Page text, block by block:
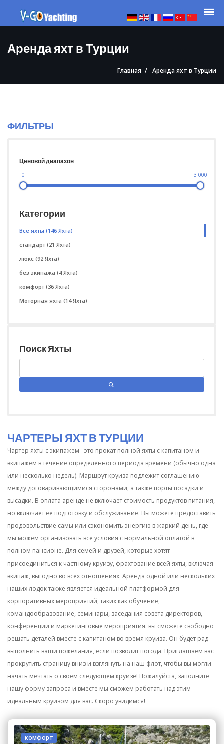
Аренда яхт в Турции
Главная Аренда яхт в Турции
ФИЛЬТРЫ
Ценовой диапазон
0 3 000
Категории
Все яхты (146 Яхта)
стандарт (21 Яхта)
люкс (92 Яхта)
без экипажа (4 Яхта)
комфорт (36 Яхта)
Моторная яхта (14 Яхта)
Поиск Яхты
ЧАРТЕРЫ ЯХТ В ТУРЦИИ
Чартер яхты с экипажем - это прокат полной яхты с капитаном и
экипажем в течение определенного периода времени (обычно одна
или несколько недель). Маршрут круиза подлежит соглашению
между договаривающимися сторонами, а также порты посадки и
высадки. В оплата аренде не включает стоимость продуктов питания,
но включает ее подготовку и обслуживание. Вы можете предоставить
продовольствие самы или сэкономить энергию в жаркий день, где
мы можем организовать все условия с нормальной оплатой в
полном пансионе. Для семей и друзей, которые хотят
присоединиться к частному круизу, фрахтование всей яхты, включая
экипаж, выгодно во всех отношениях. Аренда одной или нескольких
наших лодок также является идеальной платформой для
корпоративных мероприятий, таких как обучение,
командообразование, семинары, заседания совета директоров,
конференции и маркетинговые мероприятия. вы сможете свободно
решать деталей вместе с капитаном во время круиза. Он будет рад
выполнить ваши пожелания, если позволит погода. Приглашаем вас
прокрутить страницу вниз и взглянуть на наш флот, чтобы вы могли
начать мечтать о своем следующем круизе! Пожалуйста, заполните
нашу форму запроса и вместе мы сможем работать над этим
идеальным круизом для вас. Скоро увидимся!
комфорт